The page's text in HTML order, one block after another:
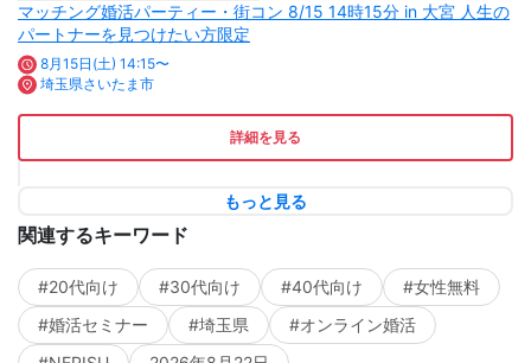
マッチング婚活パーティー・街コン 8/15 14時15分 in 大宮 人生の
パートナーを見つけたい方限定
8月15日(土) 14:15〜
埼玉県さいたま市
詳細を見る
もっと見る
関連するキーワード
#20代向け #30代向け #40代向け
#女性無料
#婚活セミナー
#埼玉県
#オンライン婚活